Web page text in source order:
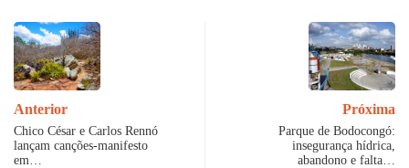
Anterior
Chico César e Carlos Rennó
lançam canções-manifesto
em…
Próxima
Parque de Bodocongó:
insegurança hídrica,
abandono e falta…